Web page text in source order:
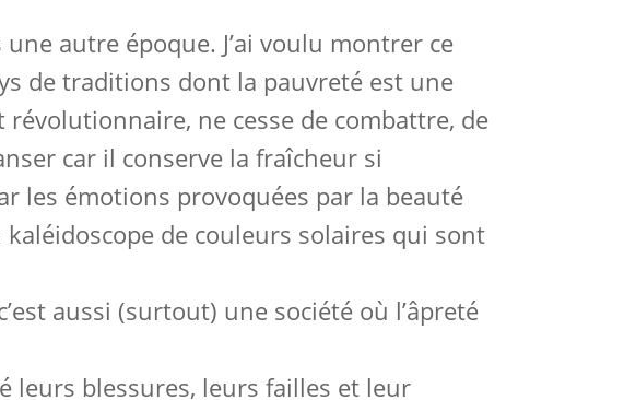
autre époque. J’ai voulu montrer ce
de traditions dont la pauvreté est une
révolutionnaire, ne cesse de combattre, de
car il conserve la fraîcheur si
les émotions provoquées par la beauté
de couleurs solaires qui sont
aussi (surtout) une société où l’âpreté
leurs blessures, leurs failles et leur